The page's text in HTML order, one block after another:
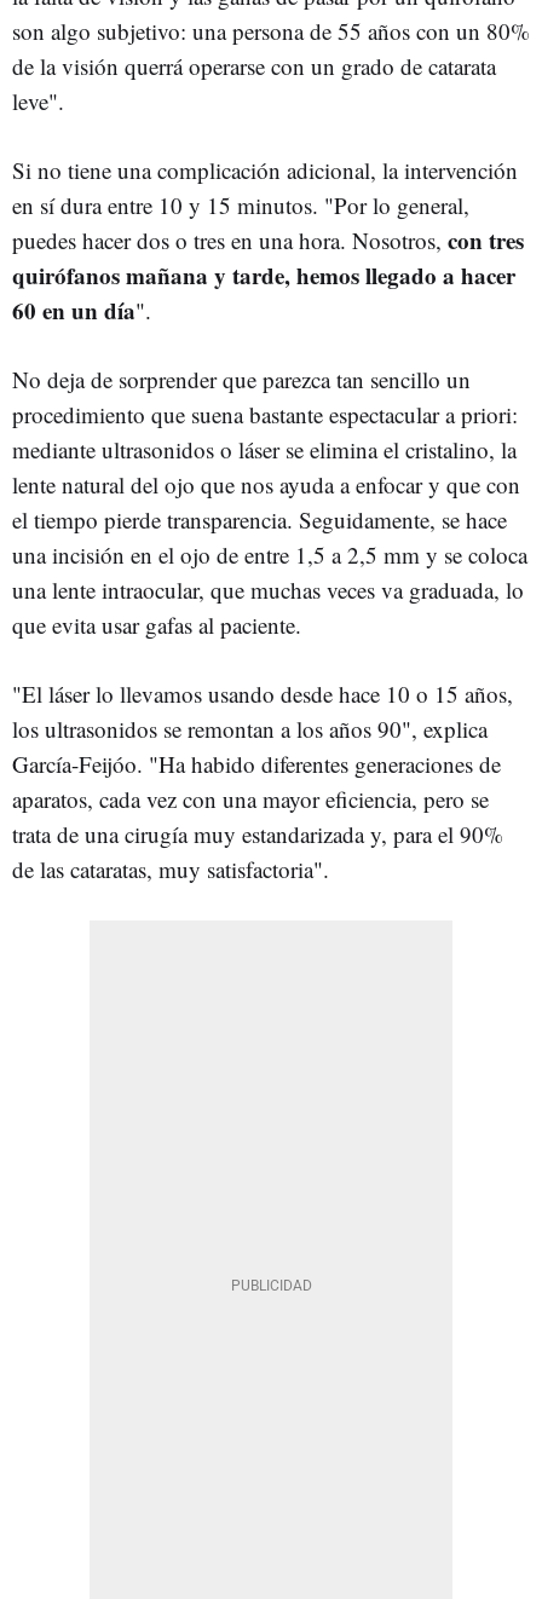
son algo subjetivo: una persona de 55 años con un 80%
de la visión querrá operarse con un grado de catarata
leve".
Si no tiene una complicación adicional, la intervención
en sí dura entre 10 y 15 minutos. "Por lo general,
puedes hacer dos o tres en una hora. Nosotros, con tres
quirófanos mañana y tarde, hemos llegado a hacer
60 en un día".
No deja de sorprender que parezca tan sencillo un
procedimiento que suena bastante espectacular a priori:
mediante ultrasonidos o láser se elimina el cristalino, la
lente natural del ojo que nos ayuda a enfocar y que con
el tiempo pierde transparencia. Seguidamente, se hace
una incisión en el ojo de entre 1,5 a 2,5 mm y se coloca
una lente intraocular, que muchas veces va graduada, lo
que evita usar gafas al paciente.
"El láser lo llevamos usando desde hace 10 o 15 años,
los ultrasonidos se remontan a los años 90", explica
García-Feijóo. "Ha habido diferentes generaciones de
aparatos, cada vez con una mayor eficiencia, pero se
trata de una cirugía muy estandarizada y, para el 90%
de las cataratas, muy satisfactoria".